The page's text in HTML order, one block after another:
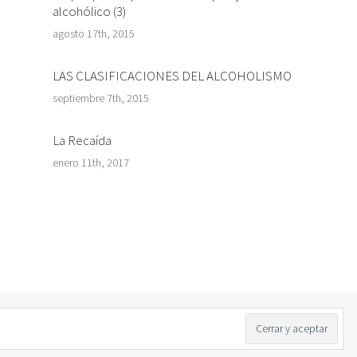
alcohólico (3)
agosto 17th, 2015
LAS CLASIFICACIONES DEL ALCOHOLISMO
septiembre 7th, 2015
La Recaída
enero 11th, 2017
TwitterFacebookLinkedIn